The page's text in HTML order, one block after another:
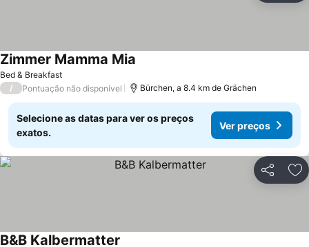
Bed & Breakfast
Zimmer Mamma Mia
/ Pontuação não disponível Bürchen, a 8.4 km de Grächen
Selecione as datas para ver os preços
exatos.
Ver preços
Partilhar
B&B Kalbermatter